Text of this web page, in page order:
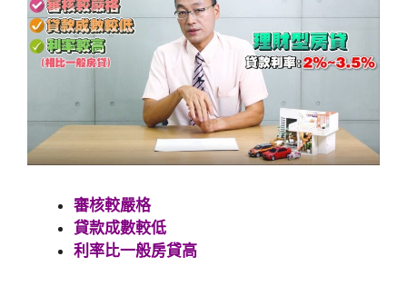
審核較嚴格
貸款成數較低
利率比一般房貸高